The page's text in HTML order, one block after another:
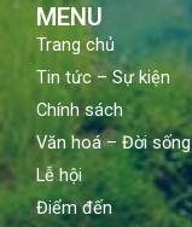
MENU
Trang chủ
Tin tức – Sự kiện
Chính sách
Văn hoá – Đời sống
Lễ hội
Điểm đến